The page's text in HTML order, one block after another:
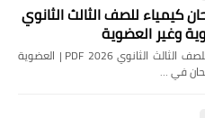
كيمياء للصف الثالث الثانوي
📘 تحميل كتاب الامتحان في الكيمياء للصف الثالث الثانوي 2026 PDF | العضوية
في …